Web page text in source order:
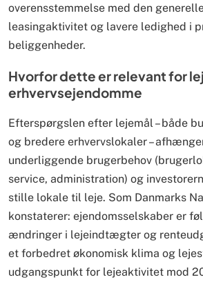
overensstemmelse med den
leasing­aktivitet og lavere ledighed i
beliggenheder.
Hvorfor dette er relevant for
erhvervsejendomme
Efterspørgslen efter lejemål – både
og bredere erhvervslokaler –
underliggende brugerbehov
service, administration) og
stille lokale til leje. Som Danmarks
konstaterer: ejendomsselskaber er
ændringer i lejeindtægter og
et forbedret økonomisk klima og
udgangspunkt for lejeaktivitet mod